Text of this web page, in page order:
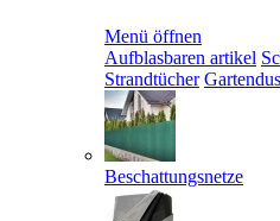
Menü öffnen
Aufblasbaren artikel
Strandtücher
Beschattungsnetze